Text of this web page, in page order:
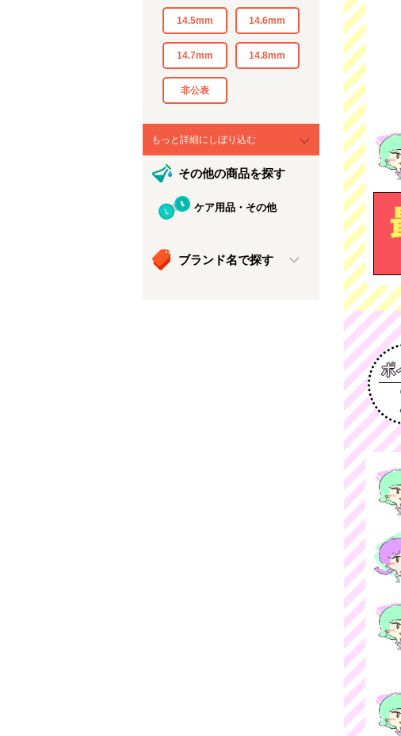
14.5mm 14.6mm
14.7mm 14.8mm
非公表
もっと詳細にしぼり込む
その他の商品を探す
ケア用品・その他
ブランド名で探す